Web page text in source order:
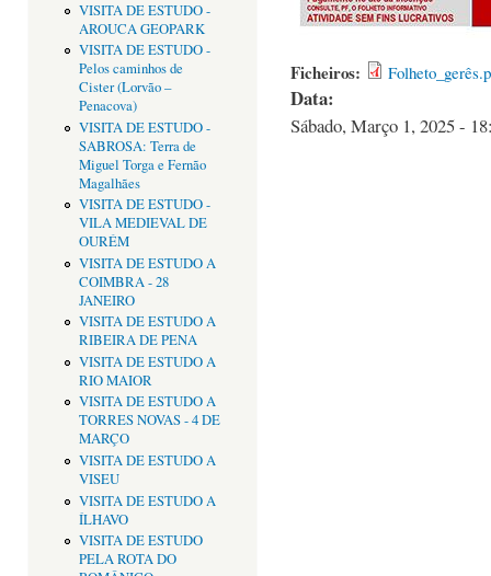
VISITA DE ESTUDO -
AROUCA GEOPARK
VISITA DE ESTUDO -
Pelos caminhos de
Cister (Lorvão –
Penacova)
VISITA DE ESTUDO -
SABROSA: Terra de
Miguel Torga e Fernão
Magalhães
VISITA DE ESTUDO -
VILA MEDIEVAL DE
OURÉM
VISITA DE ESTUDO A
COIMBRA - 28
JANEIRO
VISITA DE ESTUDO A
RIBEIRA DE PENA
VISITA DE ESTUDO A
RIO MAIOR
VISITA DE ESTUDO A
TORRES NOVAS - 4 DE
MARÇO
VISITA DE ESTUDO A
VISEU
VISITA DE ESTUDO A
ÍLHAVO
VISITA DE ESTUDO
PELA ROTA DO
Ficheiros:
Data:
Sábado, Março 1, 2025 -